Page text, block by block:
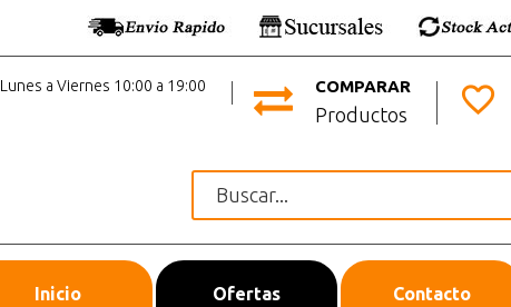
COMPARAR
Productos
Lunes a Viernes 10:00 a 19:00
Inicio Ofertas Contacto